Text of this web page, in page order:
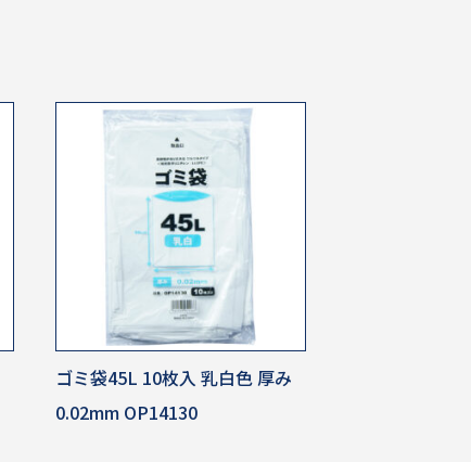
ゴミ袋45L 10枚入 乳白色 厚み
0.02mm OP14130